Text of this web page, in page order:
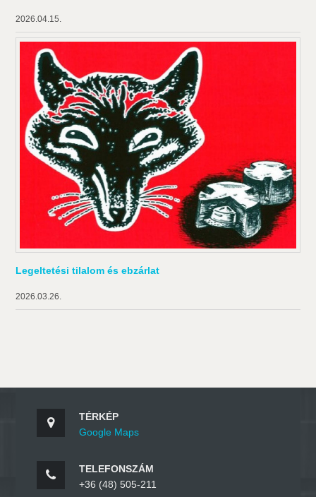
2026.04.15.
Legeltetési tilalom és ebzárlat
2026.03.26.
TÉRKÉP
Google Maps
TELEFONSZÁM
+36 (48) 505-211